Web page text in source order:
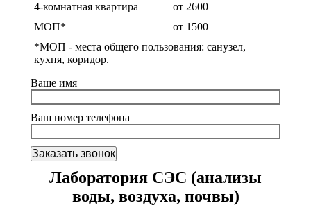
4-комнатная квартира
от 2600
МОП*
от 1500
*МОП - места общего пользования: санузел,
кухня, коридор.
Ваше имя
Ваш номер телефона
Лаборатория СЭС (анализы
воды, воздуха, почвы)